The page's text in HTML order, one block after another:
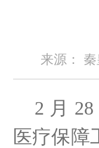
来源：
2 月 28
医疗保障